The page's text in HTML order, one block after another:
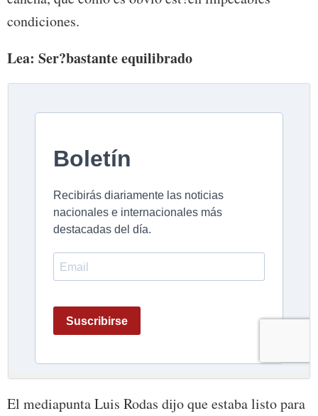
condiciones.
Lea: Ser?bastante equilibrado
El mediapunta Luis Rodas dijo que estaba listo para